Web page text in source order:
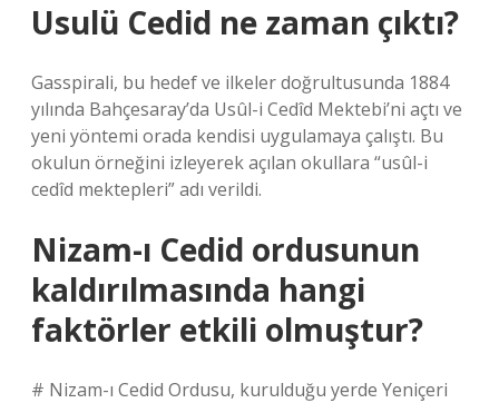
Usulü Cedid ne zaman çıktı?
Gasspirali, bu hedef ve ilkeler doğrultusunda 1884
yılında Bahçesaray’da Usûl-i Cedîd Mektebi’ni açtı ve
yeni yöntemi orada kendisi uygulamaya çalıştı. Bu
okulun örneğini izleyerek açılan okullara “usûl-i
cedîd mektepleri” adı verildi.
Nizam-ı Cedid ordusunun
kaldırılmasında hangi
faktörler etkili olmuştur?
# Nizam-ı Cedid Ordusu, kurulduğu yerde Yeniçeri